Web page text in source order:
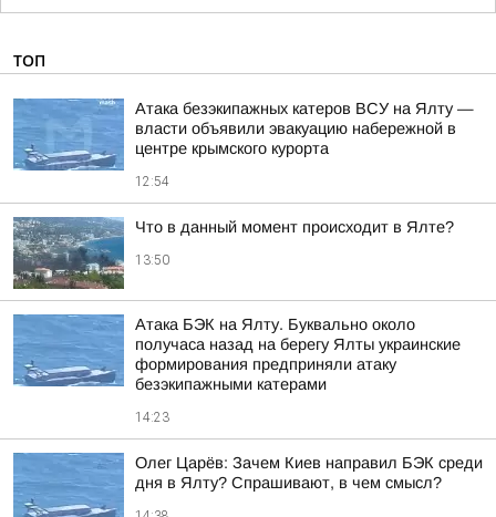
ТОП
Атака безэкипажных катеров ВСУ на Ялту —
власти объявили эвакуацию набережной в
центре крымского курорта
12:54
Что в данный момент происходит в Ялте?
13:50
Атака БЭК на Ялту. Буквально около
получаса назад на берегу Ялты украинские
формирования предприняли атаку
безэкипажными катерами
14:23
Олег Царёв: Зачем Киев направил БЭК среди
дня в Ялту? Спрашивают, в чем смысл?